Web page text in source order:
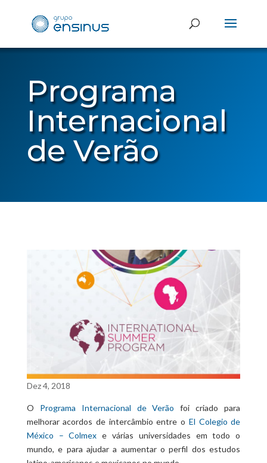
Programa
Internacional
de Verão
Dez 4, 2018
O Programa Internacional de Verão foi criado para
melhorar acordos de intercâmbio entre o El Colegio de
México – Colmex e várias universidades em todo o
mundo, e para ajudar a aumentar o perfil dos estudos